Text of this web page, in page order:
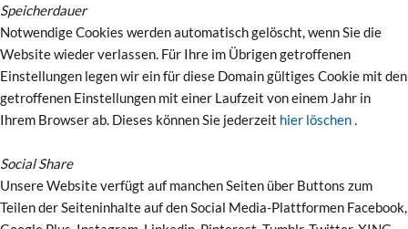
Speicherdauer
Notwendige Cookies werden automatisch gelöscht, wenn Sie die
Website wieder verlassen. Für Ihre im Übrigen getroffenen
Einstellungen legen wir ein für diese Domain gültiges Cookie mit den
getroffenen Einstellungen mit einer Laufzeit von einem Jahr in
Ihrem Browser ab. Dieses können Sie jederzeit hier löschen .
Social Share
Unsere Website verfügt auf manchen Seiten über Buttons zum
Teilen der Seiteninhalte auf den Social Media-Plattformen Facebook,